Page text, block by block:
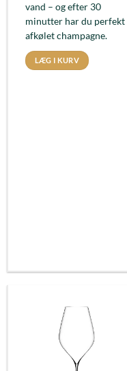
vand – og efter 30
minutter har du perfekt
afkølet champagne.
LÆG I KURV